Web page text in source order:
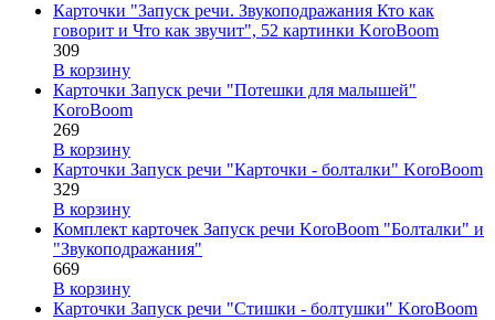
Карточки "Запуск речи. Звукоподражания Кто как
говорит и Что как звучит", 52 картинки KoroBoom
309
В корзину
Карточки Запуск речи "Потешки для малышей"
KoroBoom
269
В корзину
Карточки Запуск речи "Карточки - болталки" KoroBoom
329
В корзину
Комплект карточек Запуск речи KoroBoom "Болталки" и
"Звукоподражания"
669
В корзину
Карточки Запуск речи "Стишки - болтушки" KoroBoom